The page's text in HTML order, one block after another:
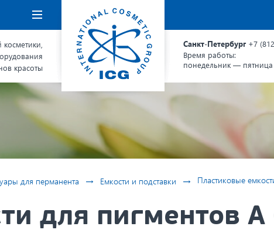
Навигация
красоты
Санкт-Петербург +7
Время работы:
понедельник — пятница
для перманента → Емкости и подставки → Пластиковые
для пигментов